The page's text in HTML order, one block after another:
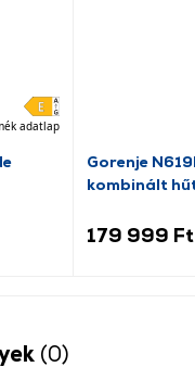
adatlap
Gorenje
kombinált
179 999 Ft
(0)